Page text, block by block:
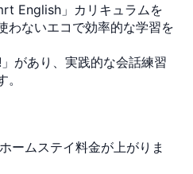
English」カリキュラムを
わないエコで効率的な学習を
があり、実践的な会話練習
ームステイ料金が上がりま